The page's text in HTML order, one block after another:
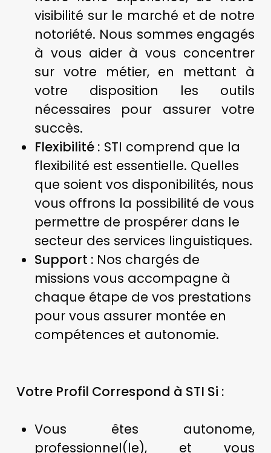
visibilité sur le marché et de notre
notoriété. Nous sommes engagés
à vous aider à vous concentrer
sur votre métier, en mettant à
votre disposition les outils
nécessaires pour assurer votre
succès.
Flexibilité : STI comprend que la
flexibilité est essentielle. Quelles
que soient vos disponibilités, nous
vous offrons la possibilité de vous
permettre de prospérer dans le
secteur des services linguistiques.
Support : Nos chargés de
missions vous accompagne à
chaque étape de vos prestations
pour vous assurer montée en
compétences et autonomie.
Votre Profil Correspond à STI Si :
Vous êtes autonome,
professionnel(le), et vous